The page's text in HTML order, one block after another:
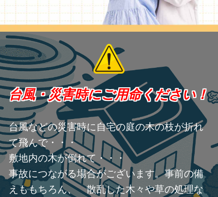
台風・災害時にご用命ください！
台風などの災害時に自宅の庭の木の枝が折れ
て飛んで・・・
敷地内の木が倒れて・・・
事故につながる場合がございます。事前の備
えももちろん、 散乱した木々や草の処理な